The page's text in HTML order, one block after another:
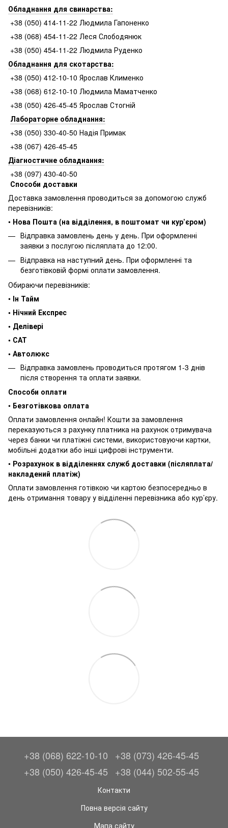
Обладнання для свинарства:
+38 (050) 414-11-22 Людмила Гапоненко
+38 (068) 454-11-22 Леся Слободянюк
+38 (050) 454-11-22 Людмила Руденко
Обладнання для скотарства:
+38 (050) 412-10-10 Ярослав Клименко
+38 (068) 612-10-10 Людмила Маматченко
+38 (050) 426-45-45 Ярослав Стогній
Лабораторне обладнання:
+38 (050) 330-40-50 Надія Примак
+38 (067) 426-45-45
Діагностичне обладнання:
+38 (097) 430-40-50
Способи доставки
Доставка замовлення проводиться за допомогою служб
перевізників:
• Нова Пошта (на відділення, в поштомат чи кур’єром)
Відправка замовлень день у день. При оформленні
заявки з послугою післяплата до 12:00.
Відправка на наступний день. При оформленні та
безготівковій формі оплати замовлення.
Обираючи перевізників:
• Ін Тайм
• Нічний Експрес
• Делівері
• САТ
• Автолюкс
Відправка замовлень проводиться протягом 1-3 днів
після створення та оплати заявки.
Способи оплати
• Безготівкова оплата
Оплати замовлення онлайн! Кошти за замовлення
переказуються з рахунку платника на рахунок отримувача
через банки чи платіжні системи, використовуючи картки,
мобільні додатки або інші цифрові інструменти.
• Розрахунок в відділеннях служб доставки (післяплата/
накладений платіж)
Оплати замовлення готівкою чи картою безпосередньо в
день отримання товару у відділенні перевізника або кур’єру.
+38 (068) 622-10-10
+38 (073) 426-45-45
+38 (050) 426-45-45
+38 (044) 502-55-45
Контакти
Повна версія сайту
Мапа сайту